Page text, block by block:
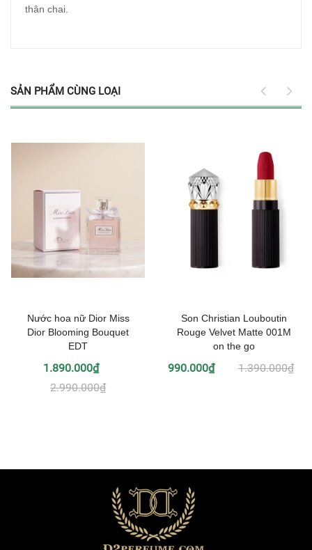
thân chai.
SẢN PHẨM CÙNG LOẠI
Nước hoa nữ Dior Miss
Dior Blooming Bouquet
EDT
1.890.000₫
2.990.000₫
Son Christian Louboutin
Rouge Velvet Matte 001M
on the go
990.000₫ 1.390.000₫